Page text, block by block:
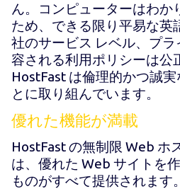
ん。コンピューターはわか
ため、できる限り平易な英
社のサービス レベル、プ
容される利用ポリシーは公
HostFast は倫理的かつ誠
とに取り組んでいます。
優れた機能が満載
HostFast の無制限 Web ホ
は、優れた Web サイトを
ものがすべて提供されます